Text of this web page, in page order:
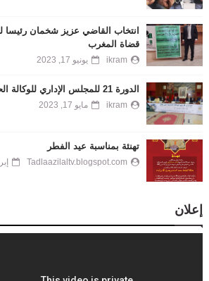
انتخاب القاضي عزيز شخمان رئيسا
قضاة المغرب
ikram يونيو 17, 2023
الدورة 21 للمجلس الإداري للوكالة الحضرية لبني ملال
ikram مايو 17, 2023
تهنئة بمناسبة عيد الفطر
Tadlaazilaltv.blogspot.com
إعلان